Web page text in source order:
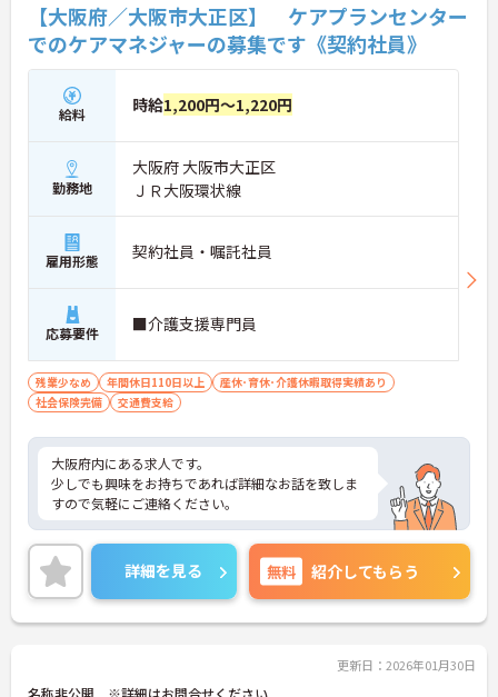
【大阪府／大阪市大正区】 ケアプランセンター
でのケアマネジャーの募集です《契約社員》
給料 時給1,200円～1,220円
勤務地
大阪府 大阪市大正区
ＪＲ大阪環状線
雇用形態 契約社員・嘱託社員
応募要件 ■介護支援専門員
残業少なめ 年間休日110日以上
産休･育休･介護休暇取得実績あり
社会保険完備
交通費支給
大阪府内にある求人です。
少しでも興味をお持ちであれば詳細なお話を致しま
すので気軽にご連絡ください。
詳細を見る 無料 紹介してもらう
更新日：2026年01月30日